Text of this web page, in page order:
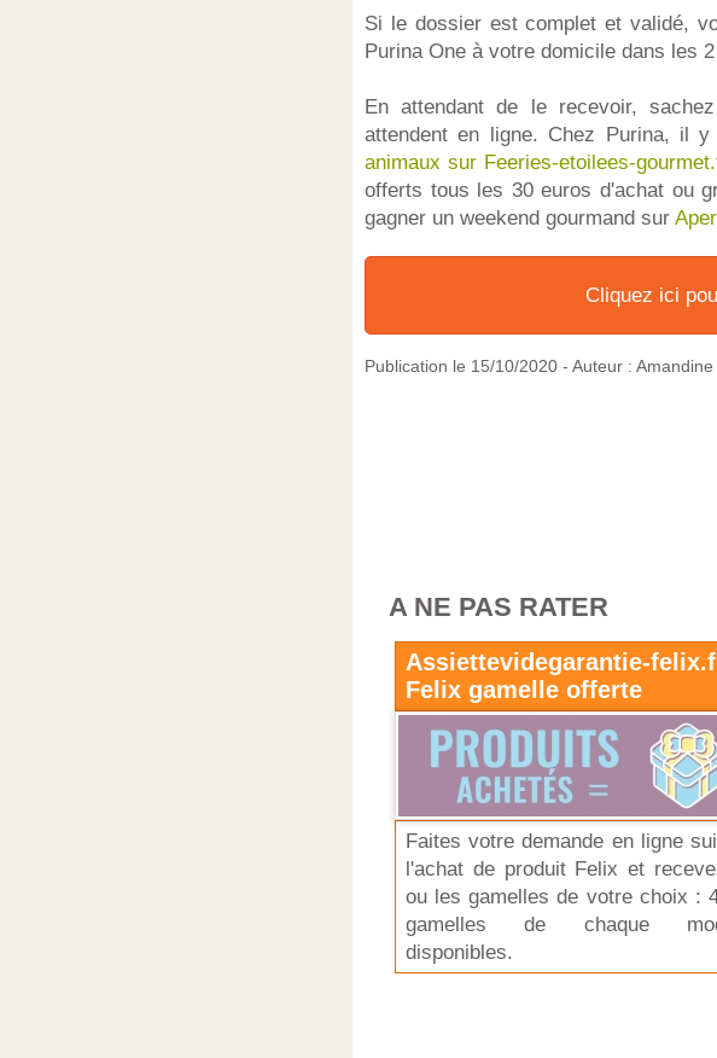
Si le dossier est complet et validé,
Purina One à votre domicile dans les
En attendant de le recevoir,
attendent en ligne. Chez Purina, il
animaux sur Feeries-etoilees-
offerts tous les 30 euros d'achat ou
gagner un weekend gourmand sur
Cliquez ici
Publication le 15/10/2020 - Auteur : Amandine
A NE PAS RATER
Assiettevidegarantie-
Felix gamelle offerte
Faites votre demande en ligne
l'achat de produit Felix et
ou les gamelles de votre choix :
gamelles de chaque
disponibles.